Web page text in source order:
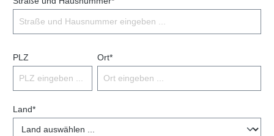
PLZ Ort*
Land*